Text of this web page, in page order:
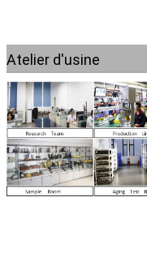
Atelier d'usine